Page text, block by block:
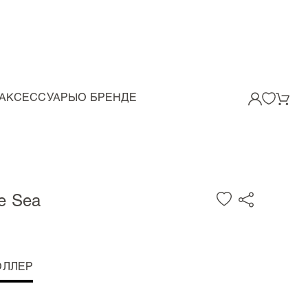
О БРЕНДЕ
Sea